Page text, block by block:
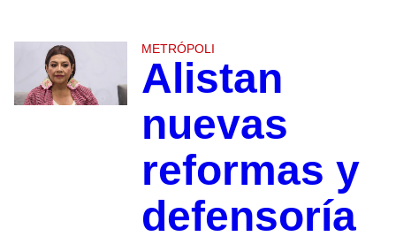
METRÓPOLI
Alistan
nuevas
reformas y
defensoría